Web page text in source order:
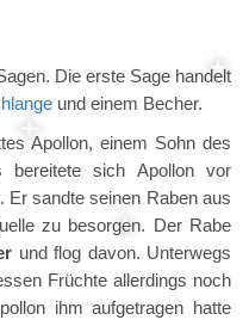
Die erste Sage handelt
und einem Becher.
Apollon, einem Sohn des
bereitete sich Apollon vor
Er sandte seinen Raben aus
zu besorgen. Der Rabe
und flog davon. Unterwegs
Früchte allerdings noch
ihm aufgetragen hatte